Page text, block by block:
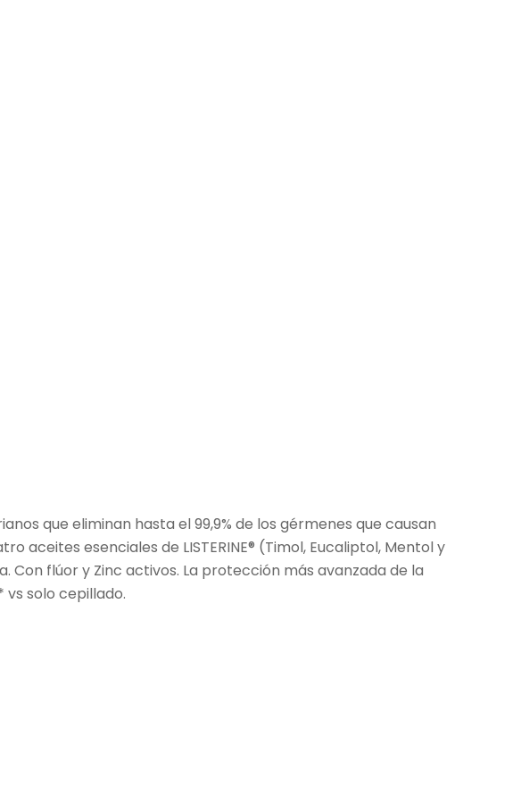
que eliminan hasta el 99,9% de los gérmenes que causan
aceites esenciales de LISTERINE® (Timol, Eucaliptol, Mentol y
flúor y Zinc activos. La protección más avanzada de la
solo cepillado.